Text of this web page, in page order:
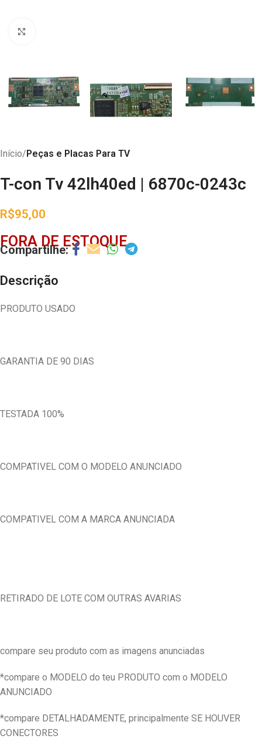
Início Peças e Placas Para TV
T-con Tv 42lh40ed | 6870c-0243c
R$95,00
FORA DE ESTOQUE
Descrição
PRODUTO USADO
GARANTIA DE 90 DIAS
TESTADA 100%
COMPATIVEL COM O MODELO ANUNCIADO
COMPATIVEL COM A MARCA ANUNCIADA
RETIRADO DE LOTE COM OUTRAS AVARIAS
compare seu produto com as imagens anunciadas
*compare o MODELO do teu PRODUTO com o MODELO
ANUNCIADO
*compare DETALHADAMENTE, principalmente SE HOUVER
CONECTORES